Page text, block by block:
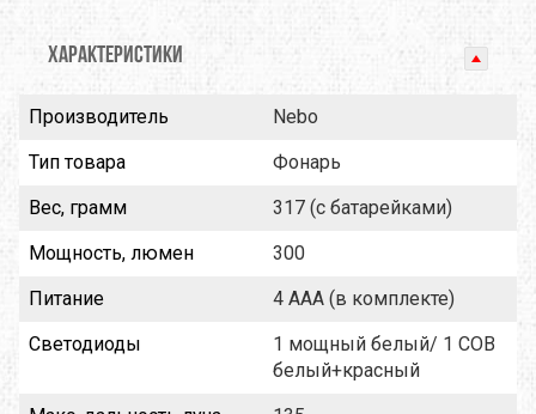
ХАРАКТЕРИСТИКИ
Производитель
Nebo
Тип товара
Фонарь
Вес, грамм
317 (с батарейками)
Мощность, люмен
300
Питание
4 AAA (в комплекте)
Светодиоды
1 мощный белый/ 1 COB
белый+красный